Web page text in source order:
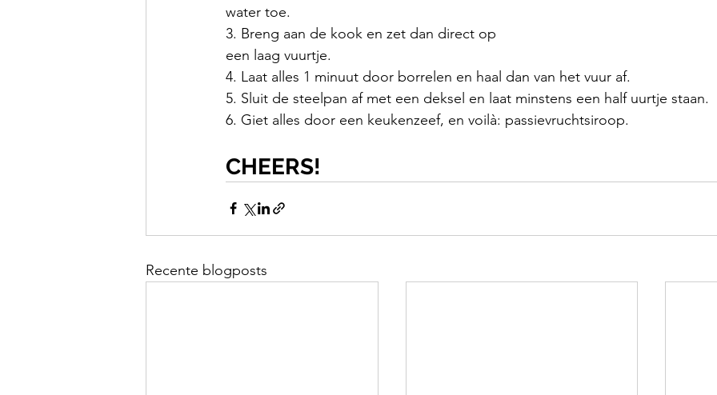
water toe.
3. Breng aan de kook en zet dan direct op
een laag vuurtje.
4. Laat alles 1 minuut door borrelen en haal dan van het vuur af.
5. Sluit de steelpan af met een deksel en laat minstens een half uurtje staan.
6. Giet alles door een keukenzeef, en voilà: passievruchtsiroop.
CHEERS!
Recente blogposts